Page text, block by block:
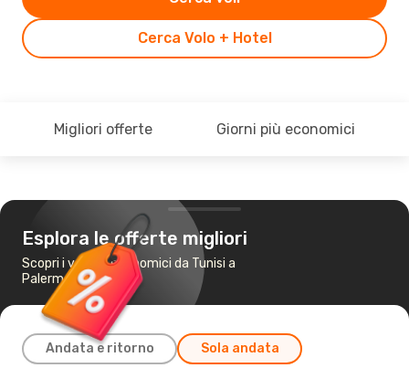
Cerca Volo + Hotel
Migliori offerte Giorni più economici
Esplora le offerte migliori
Scopri i voli più economici da Tunisi a
Palermo
Andata e ritorno Sola andata